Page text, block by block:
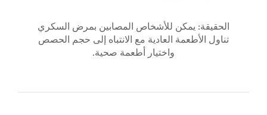
الحقيقة: يمكن للأشخاص المصابين بمرض السكري
تناول الأطعمة العادية مع الانتباه إلى حجم الحصص
واختيار أطعمة صحية.